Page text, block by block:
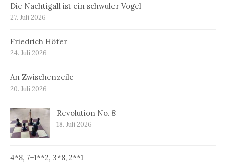
Die Nachtigall ist ein schwuler Vogel
27. Juli 2026
Friedrich Höfer
24. Juli 2026
An Zwischenzeile
20. Juli 2026
Revolution No. 8
18. Juli 2026
4*8, 7+1**2, 3*8, 2**1